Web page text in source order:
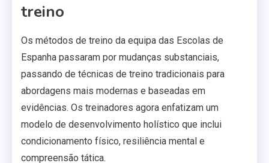
treino
Os métodos de treino da equipa das Escolas de
Espanha passaram por mudanças substanciais,
passando de técnicas de treino tradicionais para
abordagens mais modernas e baseadas em
evidências. Os treinadores agora enfatizam um
modelo de desenvolvimento holístico que inclui
condicionamento físico, resiliência mental e
compreensão tática.